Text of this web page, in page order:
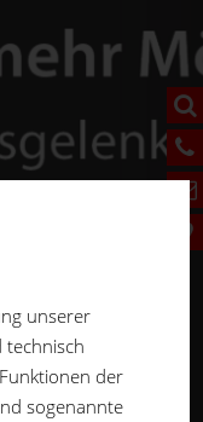
unserer
technisch
der
sogenannte